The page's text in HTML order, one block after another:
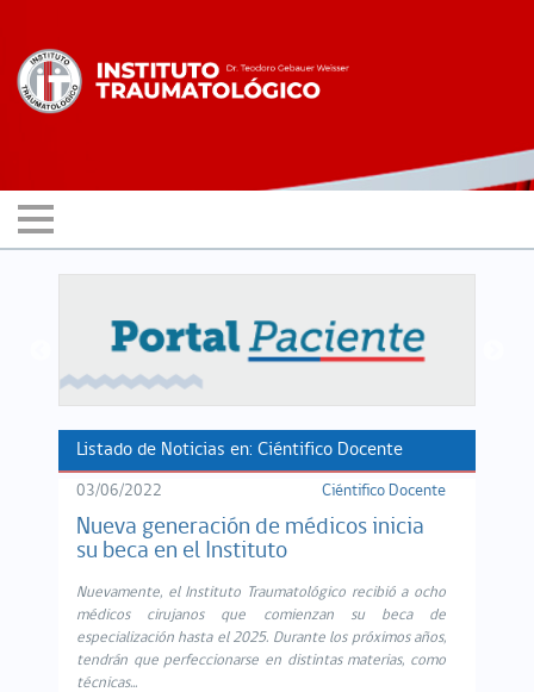
Listado de Noticias en: Ciéntifico Docente
03/06/2022 Ciéntifico Docente
Nueva generación de médicos inicia
su beca en el Instituto
Nuevamente, el Instituto Traumatológico recibió a ocho
médicos cirujanos que comienzan su beca de
especialización hasta el 2025. Durante los próximos años,
tendrán que perfeccionarse en distintas materias, como
técnicas...